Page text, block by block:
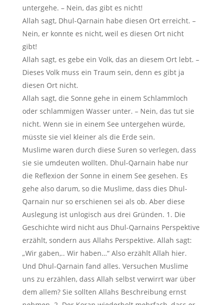
untergehe. – Nein, das gibt es nicht!
Allah sagt, Dhul-Qarnain habe diesen Ort erreicht. –
Nein, er konnte es nicht, weil es diesen Ort nicht
gibt!
Allah sagt, es gebe ein Volk, das an diesem Ort lebt. –
Dieses Volk muss ein Traum sein, denn es gibt ja
diesen Ort nicht.
Allah sagt, die Sonne gehe in einem Schlammloch
oder schlammigen Wasser unter. – Nein, das tut sie
nicht. Wenn sie in einem See untergehen würde,
müsste sie viel kleiner als die Erde sein.
Muslime waren durch diese Suren so verlegen, dass
sie sie umdeuten wollten. Dhul-Qarnain habe nur
die Reflexion der Sonne in einem See gesehen. Es
gehe also darum, so die Muslime, dass dies Dhul-
Qarnain nur so erschienen sei als ob. Aber diese
Auslegung ist unlogisch aus drei Gründen. 1. Die
Geschichte wird nicht aus Dhul-Qarnains Perspektive
erzählt, sondern aus Allahs Perspektive. Allah sagt:
„Wir gaben,.. Wir haben…“ Also erzählt Allah hier.
Und Dhul-Qarnain fand alles. Versuchen Muslime
uns zu erzählen, dass Allah selbst verwirrt war über
dem allem? Sie sollten Allahs Beschreibung ernst